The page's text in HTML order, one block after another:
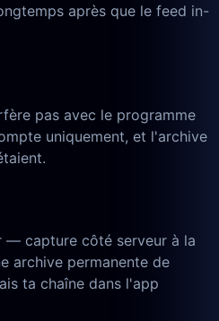
après que le feed in-
pas avec le programme
uniquement, et l'archive
— capture côté serveur à la
archive permanente de
ta chaîne dans l'app